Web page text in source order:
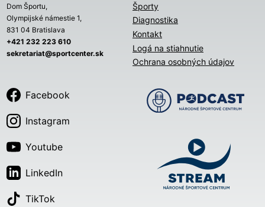
Dom Športu,
Olympijské námestie 1,
831 04 Bratislava
+421 232 223 610
sekretariat@sportcenter.sk
Športy
Diagnostika
Kontakt
Logá na stiahnutie
Ochrana osobných údajov
Facebook
Instagram
Youtube
LinkedIn
TikTok